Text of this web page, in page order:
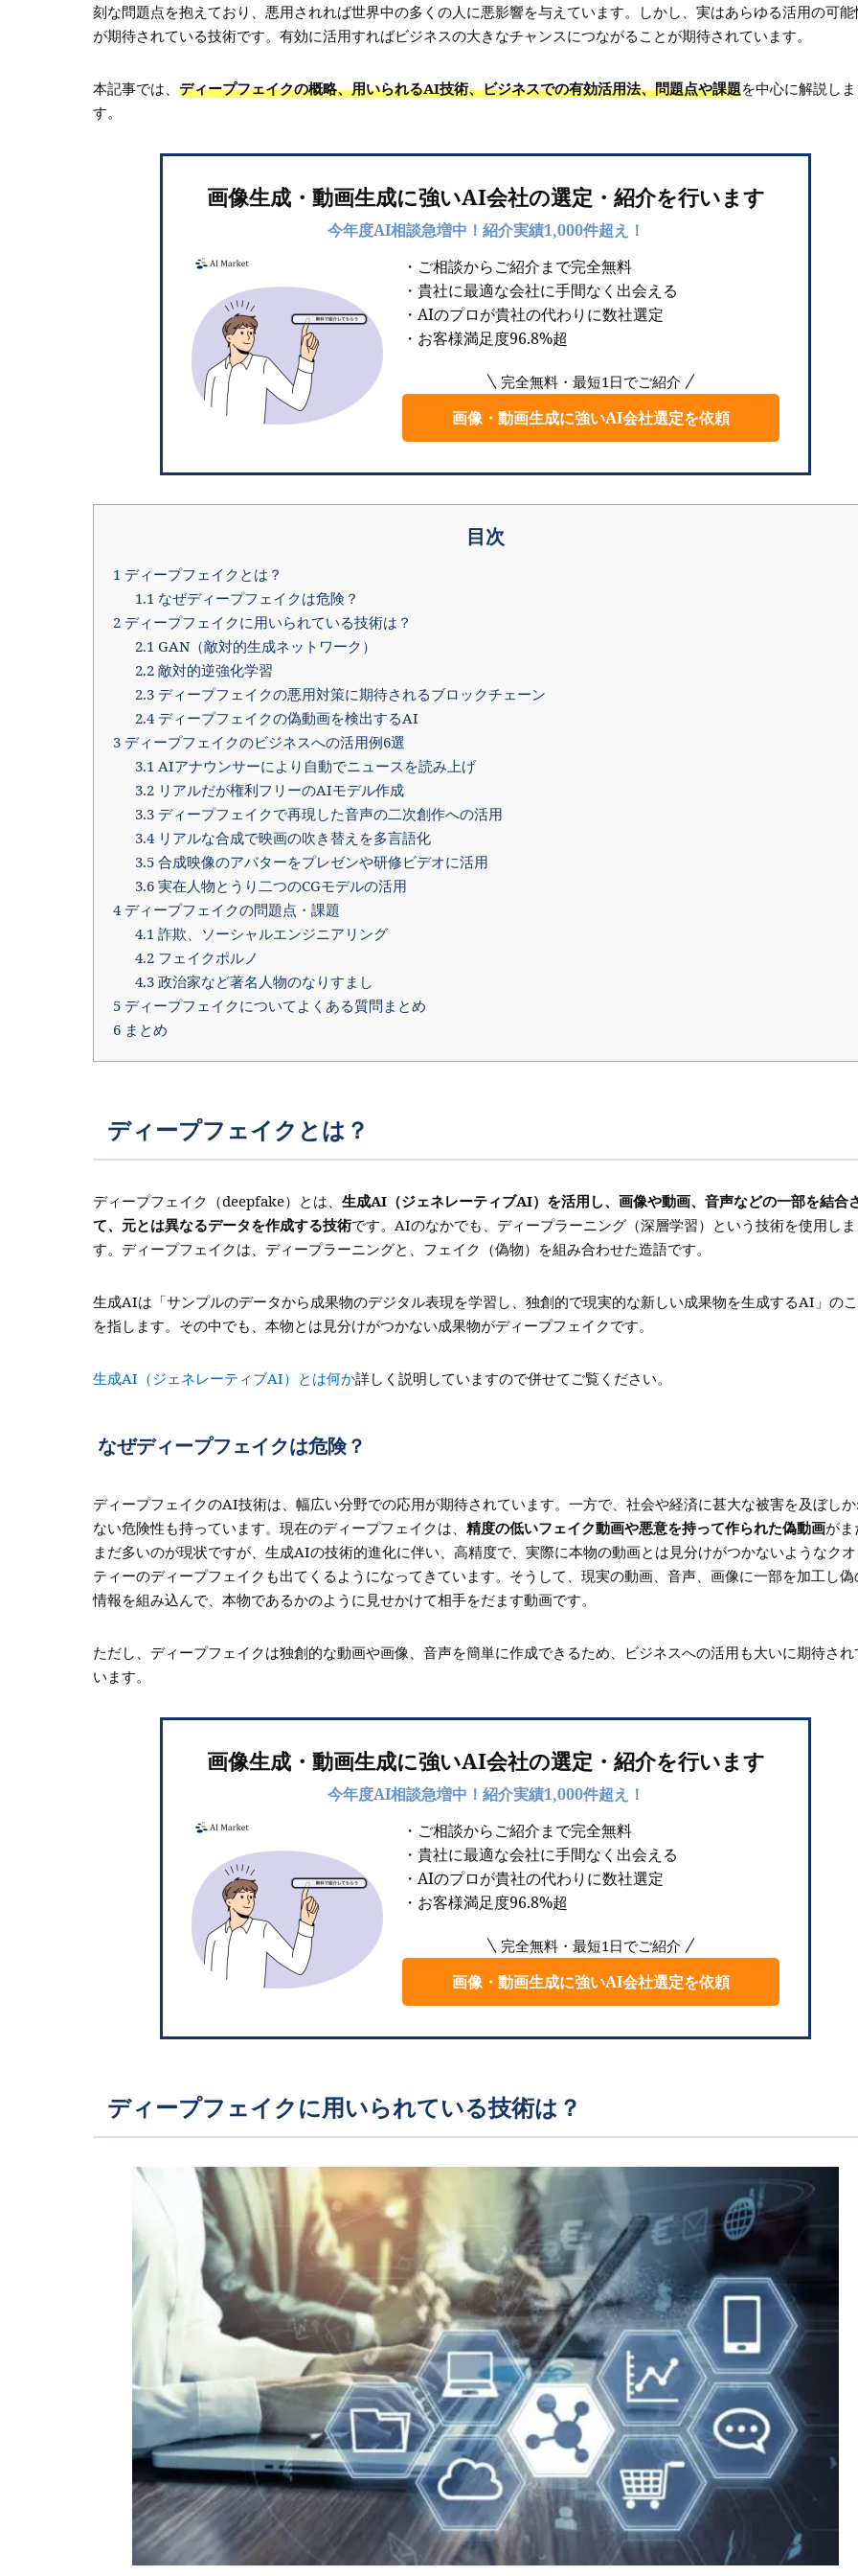
刻な問題点を抱えており、悪用されれば世界中の多くの人に悪影響を与えています。しかし、実はあらゆる活用の可能
が期待されている技術です。有効に活用すればビジネスの大きなチャンスにつながることが期待されています。
本記事では、 ディープフェイクの概略、用いられるAI技術、ビジネスでの有効活用法、問題点や課題を中心に解説しま
す。
画像生成・動画生成に強いAI会社の選定・紹介を行います
今年度AI相談急増中！紹介実績1,000件超え！
・ご相談からご紹介まで完全無料
・貴社に最適な会社に手間なく出会える
・AIのプロが貴社の代わりに数社選定
・お客様満足度96.8%超
完全無料・最短1日でご紹介
画像・動画生成に強いAI会社選定を依頼
目次
1 ディープフェイクとは？
1.1なぜディープフェイクは危険？
2 ディープフェイクに用いられている技術は？
2.1GAN（敵対的生成ネットワーク）
2.2敵対的逆強化学習
2.3ディープフェイクの悪用対策に期待されるブロックチェーン
2.4ディープフェイクの偽動画を検出するAI
3 ディープフェイクのビジネスへの活用例6選
3.1AIアナウンサーにより自動でニュースを読み上げ
3.2リアルだが権利フリーのAIモデル作成
3.3ディープフェイクで再現した音声の二次創作への活用
3.4リアルな合成で映画の吹き替えを多言語化
3.5合成映像のアバターをプレゼンや研修ビデオに活用
3.6実在人物とうり二つのCGモデルの活用
4ディープフェイクの問題点・課題
4.1詐欺、ソーシャルエンジニアリング
4.2フェイクポルノ
4.3政治家など著名人物のなりすまし
5 ディープフェイクについてよくある質問まとめ
6 まとめ
ディープフェイクとは？
ディープフェイク（deepfake）とは、 生成AI（ジェネレーティブAI）を活用し、画像や動画、音声などの一部を結合
て、元とは異なるデータを作成する技術です。AIのなかでも、ディープラーニング（深層学習）という技術を使用しま
す。ディープフェイクは、ディープラーニングと、フェイク（偽物）を組み合わせた造語です。
生成AIは「サンプルのデータから成果物のデジタル表現を学習し、独創的で現実的な新しい成果物を生成するAI」の
を指します。その中でも、本物とは見分けがつかない成果物がディープフェイクです。
生成AI（ジェネレーティブAI）とは何か詳しく説明していますので併せてご覧ください。
なぜディープフェイクは危険？
ディープフェイクのAI技術は、幅広い分野での応用が期待されています。一方で、社会や経済に甚大な被害を及ぼし
ない危険性も持っています。現在のディープフェイクは、 精度の低いフェイク動画や悪意を持って作られた偽動画がま
まだ多いのが現状ですが、生成AIの技術的進化に伴い、高精度で、実際に本物の動画とは見分けがつかないようなクオ
ティーのディープフェイクも出てくるようになってきています。そうして、現実の動画、音声、画像に一部を加工し偽
情報を組み込んで、本物であるかのように見せかけて相手をだます動画です。
ただし、ディープフェイクは独創的な動画や画像、音声を簡単に作成できるため、ビジネスへの活用も大いに期待され
います。
画像生成・動画生成に強いAI会社の選定・紹介を行います
今年度AI相談急増中！紹介実績1,000件超え！
・ご相談からご紹介まで完全無料
・貴社に最適な会社に手間なく出会える
・AIのプロが貴社の代わりに数社選定
・お客様満足度96.8%超
完全無料・最短1日でご紹介
画像・動画生成に強いAI会社選定を依頼
ディープフェイクに用いられている技術は？